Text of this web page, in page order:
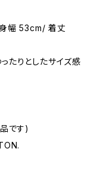
幅 53cm/ 着丈
たりとしたサイズ感
です)